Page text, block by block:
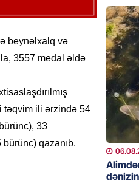
beynəlxalq və
3557 medal əldə
təqvim ili ərzində 54
33
qazanıb.
GÜNDƏM
etdiyi
DOSYE
GÜNDƏM
David
bağlı